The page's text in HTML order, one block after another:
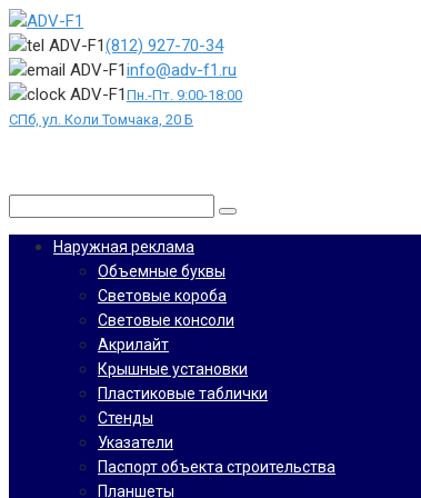
Перейти
к
контенту
(812) 927-70-34
info@adv-f1.ru
Пн.-Пт. 9:00-18:00
СПб, ул. Коли Томчака, 20 Б
Наружная реклама
Объемные буквы
Световые короба
Световые консоли
Акрилайт
Крышные установки
Пластиковые таблички
Стенды
Указатели
Паспорт объекта строительства
Планшеты